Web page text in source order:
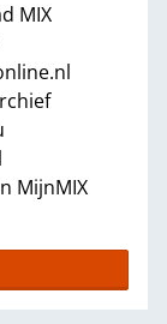
MIX
MijnMIX